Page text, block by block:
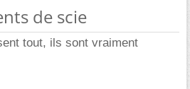
de scie
tout, ils sont vraiment